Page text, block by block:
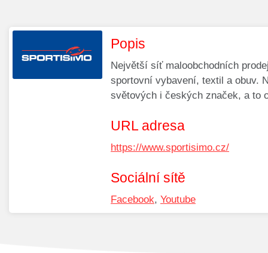
Popis
Největší síť maloobchodních
sportovní vybavení, textil a obuv.
světových i českých značek, a to
URL adresa
https://www.sportisimo.cz/
Sociální sítě
Facebook, Youtube